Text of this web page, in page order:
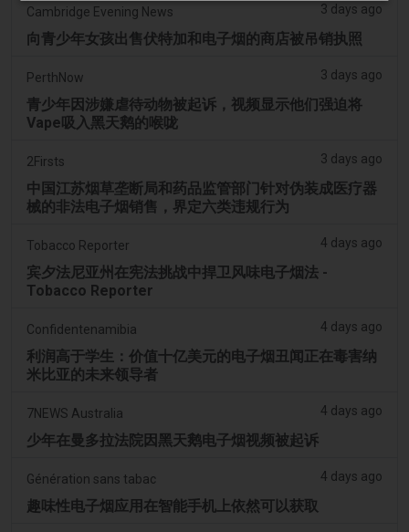
Cambridge Evening News 3 days ago
向青少年女孩出售伏特加和电子烟的商店被吊销执照
PerthNow 3 days ago
青少年因涉嫌虐待动物被起诉，视频显示他们强迫将
Vape吸入黑天鹅的喉咙
2Firsts 3 days ago
中国江苏烟草垄断局和药品监管部门针对伪装成医疗器
械的非法电子烟销售，界定六类违规行为
Tobacco Reporter 4 days ago
宾夕法尼亚州在宪法挑战中捍卫风味电子烟法 -
Tobacco Reporter
Confidentenamibia 4 days ago
利润高于学生：价值十亿美元的电子烟丑闻正在毒害纳
米比亚的未来领导者
7NEWS Australia 4 days ago
少年在曼多拉法院因黑天鹅电子烟视频被起诉
Génération sans tabac 4 days ago
趣味性电子烟应用在智能手机上依然可以获取